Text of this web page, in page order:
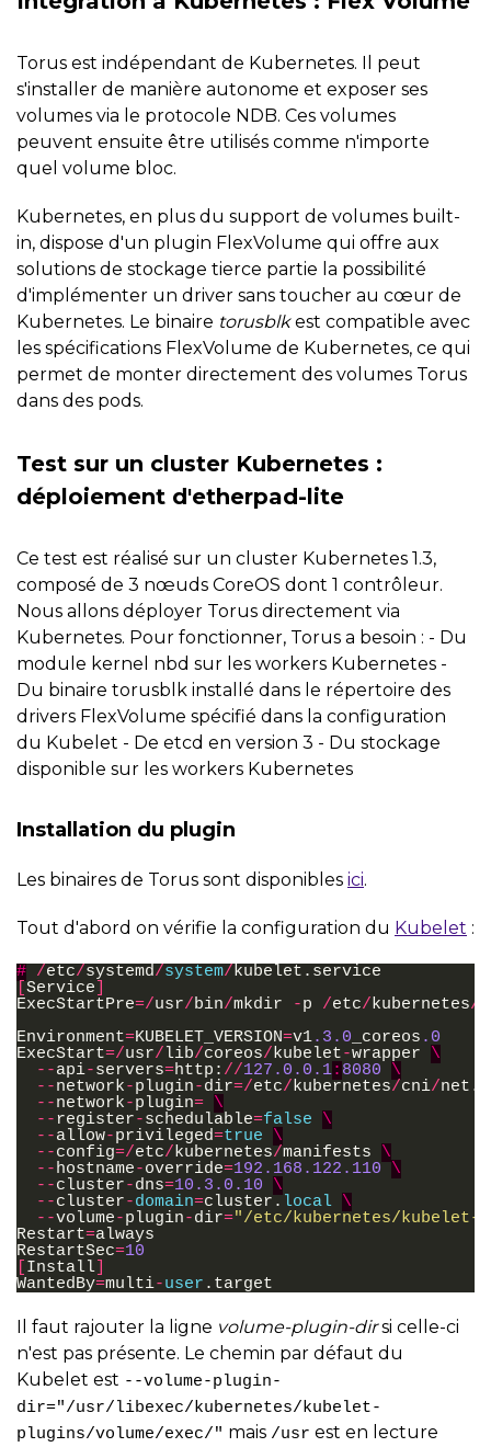
Torus est indépendant de Kubernetes. Il peut
s'installer de manière autonome et exposer ses
volumes via le protocole NDB. Ces volumes
peuvent ensuite être utilisés comme n'importe
quel volume bloc.
Kubernetes, en plus du support de volumes built-
in, dispose d'un plugin FlexVolume qui offre aux
solutions de stockage tierce partie la possibilité
d'implémenter un driver sans toucher au cœur de
Kubernetes. Le binaire torusblkest compatible avec
les spécifications FlexVolume de Kubernetes, ce qui
permet de monter directement des volumes Torus
dans des pods.
Test sur un cluster Kubernetes :
déploiement d'etherpad-lite
Ce test est réalisé sur un cluster Kubernetes 1.3,
composé de 3 nœuds CoreOS dont 1 contrôleur.
Nous allons déployer Torus directement via
Kubernetes. Pour fonctionner, Torus a besoin : - Du
module kernel nbd sur les workers Kubernetes -
Du binaire torusblk installé dans le répertoire des
drivers FlexVolume spécifié dans la configuration
du Kubelet - De etcd en version 3 - Du stockage
disponible sur les workers Kubernetes
Installation du plugin
Les binaires de Torus sont disponibles ici.
Tout d'abord on vérifie la configuration du Kubelet :
# /etc/systemd/system/kubelet . service
Service
ExecStartPre=/usr/bin/mkdir -p /etc/kubernetes/
Environment=KUBELET_VERSION=v1.3.0 _coreos .0
ExecStart=/usr/lib/coreos/kubelet-wrapper
\
--api-servers=http : //127.0.0.1: 8080
\
--network-plugin-dir=/etc/kubernetes/cni/net .
--network-plugin= \
--register-schedulable=false
\
--allow-privileged=true
\
--config=/etc/kubernetes/manifests
\
--hostname-override=192.168.122.110
\
--cluster-dns=10.3.0.10
\
--cluster-domain=cluster . local \
--volume-plugin-dir="/etc/kubernetes/kubelet-
Restart=always
RestartSec=10
Install
WantedBy=multi-user . target
Il faut rajouter la ligne volume-plugin-dirsi celle-ci
n'est pas présente. Le chemin par défaut du
Kubelet est --volume-plugin-
dir="/usr/libexec/kubernetes/kubelet-
plugins/volume/exec/" mais /usr est en lecture